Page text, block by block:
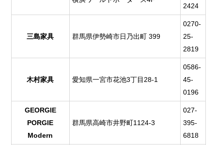
2424
三島家具 群馬県伊勢崎市日乃出町 399
0270-
25-
2819
木村家具 愛知県一宮市花池3丁目28-1
0586-
45-
0196
GEORGIE
PORGIE
Modern
群馬県高崎市井野町1124-3
027-
395-
6818